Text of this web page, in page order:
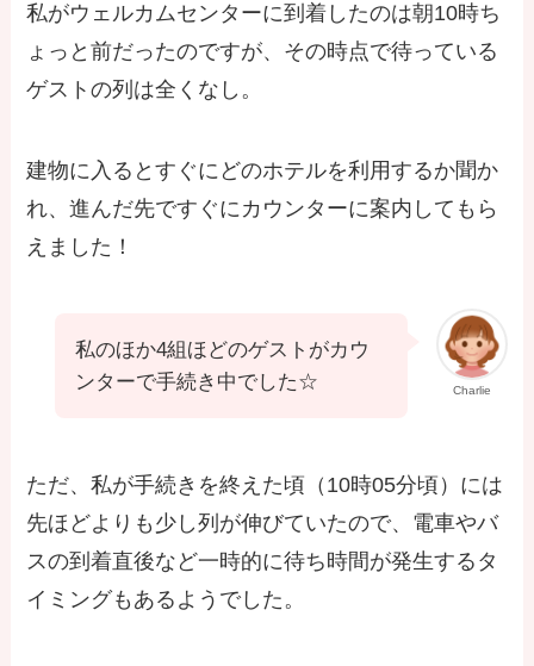
私がウェルカムセンターに到着したのは朝10時ち
ょっと前だったのですが、その時点で待っている
ゲストの列は全くなし。
建物に入るとすぐにどのホテルを利用するか聞か
れ、進んだ先ですぐにカウンターに案内してもら
えました！
Charlie
私のほか4組ほどのゲストがカウ
ンターで手続き中でした☆
ただ、私が手続きを終えた頃（10時05分頃）には
先ほどよりも少し列が伸びていたので、電車やバ
スの到着直後など一時的に待ち時間が発生するタ
イミングもあるようでした。